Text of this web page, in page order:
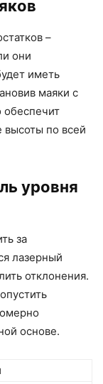
–
они
иметь
маяки с
обеспечит
высоты по всей
уровня
за
лазерный
отклонения.
основе.